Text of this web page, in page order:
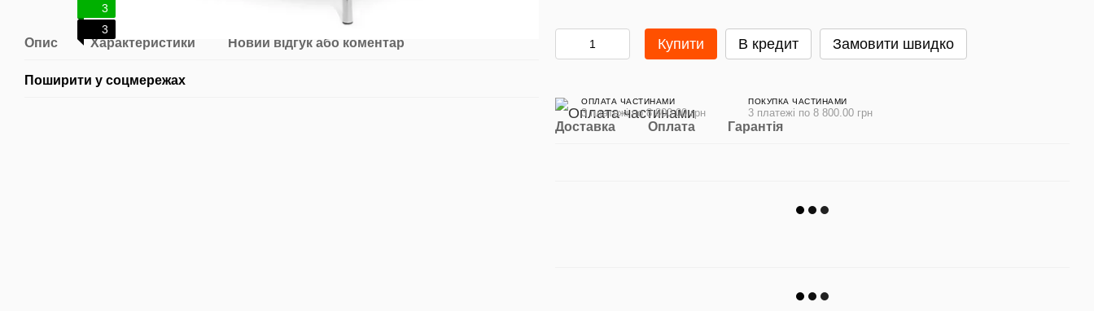
3
3
Опис Характеристики Новий відгук або коментар
Поширити у соцмережах
Купити В кредит Замовити швидко
ОПЛАТА ЧАСТИНАМИ
3 платежі по 8 800.00 грн
ПОКУПКА ЧАСТИНАМИ
3 платежі по 8 800.00 грн
Доставка Оплата Гарантія